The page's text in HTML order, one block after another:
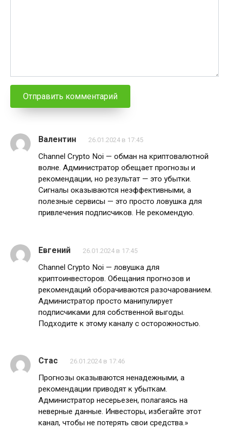
Валентин 26.01.2024 в 17:45
Channel Crypto Noi — обман на криптовалютной
волне. Администратор обещает прогнозы и
рекомендации, но результат — это убытки.
Сигналы оказываются неэффективными, а
полезные сервисы — это просто ловушка для
привлечения подписчиков. Не рекомендую.
Евгений 26.01.2024 в 17:45
Channel Crypto Noi — ловушка для
криптоинвесторов. Обещания прогнозов и
рекомендаций оборачиваются разочарованием.
Администратор просто манипулирует
подписчиками для собственной выгоды.
Подходите к этому каналу с осторожностью.
Стас 26.01.2024 в 17:46
Прогнозы оказываются ненадежными, а
рекомендации приводят к убыткам.
Администратор несерьезен, полагаясь на
неверные данные. Инвесторы, избегайте этот
канал, чтобы не потерять свои средства.»